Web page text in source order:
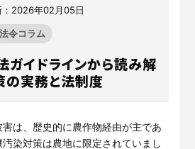
サービスサイトを見る
っと
。
CO₂排出量を「見える化」して
の算出・可視化が可能な新しい
クラウドサービスです。
2026年02月05日
法令コラム
ガイドラインから読み解
の実務と法制度
は、歴史的に農作物経由が主であ
染対策は農地に限定されていまし